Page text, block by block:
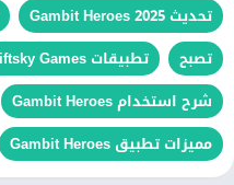
تحديث Gambit Heroes 2025
تصبح
تطبيقات Riftsky Games
شرح استخدام Gambit Heroes
مميزات تطبيق Gambit Heroes